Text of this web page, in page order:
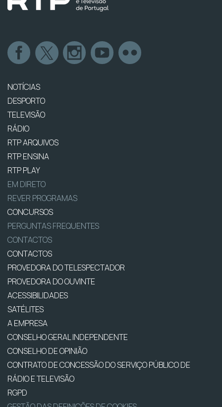
NOTÍCIAS
DESPORTO
TELEVISÃO
RÁDIO
RTP ARQUIVOS
RTP ENSINA
RTP PLAY
EM DIRETO
REVER PROGRAMAS
CONCURSOS
PERGUNTAS FREQUENTES
CONTACTOS
CONTACTOS
PROVEDORA DO TELESPECTADOR
PROVEDORA DO OUVINTE
ACESSIBILIDADES
SATÉLITES
A EMPRESA
CONSELHO GERAL INDEPENDENTE
CONSELHO DE OPINIÃO
CONTRATO DE CONCESSÃO DO SERVIÇO PÚBLICO DE
RÁDIO E TELEVISÃO
RGPD